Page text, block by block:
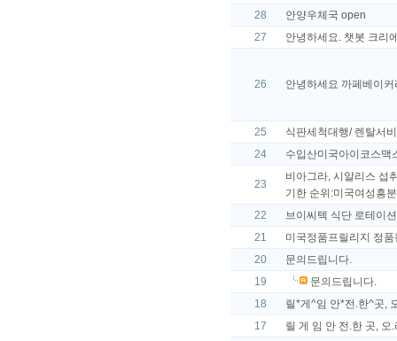
28
안양우체국 open
27
안녕하세요. 챗봇 크리
26 안녕하세요 까페베이
25
식판세척대행/ 렌탈서
24
수입산미국아이코스맥
23
비아그라, 시알리스 섭
기한 순위:미국여성흥
22
브이씨텍 식단 로테이
21
미국정품프릴리지 정
20
문의드립니다.
19
문의드립니다.
18
릴*게^임 안*전.한^곳,
17
릴 게 임 안 전.한 곳,